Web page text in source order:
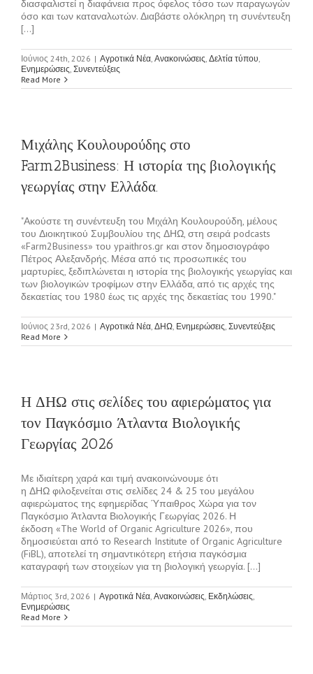
διασφαλιστεί η διαφάνεια προς όφελος τόσο των παραγωγών
όσο και των καταναλωτών. Διαβάστε ολόκληρη τη συνέντευξη
[...]
Ιούνιος 24th, 2026 | Αγροτικά Νέα Ανακοινώσεις Δελτία τύπου
Ενημερώσεις Συνεντεύξεις
Read More
Μιχάλης Κουλουρούδης στο
Farm2Business: Η ιστορία της βιολογικής
γεωργίας στην Ελλάδα.
"Ακούστε τη συνέντευξη του Μιχάλη Κουλουρούδη, μέλους
του Διοικητικού Συμβουλίου της ΔΗΩ, στη σειρά podcasts
«Farm2Business» του ypaithros.gr και στον δημοσιογράφο
Πέτρος Αλεξανδρής. Μέσα από τις προσωπικές του
μαρτυρίες, ξεδιπλώνεται η ιστορία της βιολογικής γεωργίας και
των βιολογικών τροφίμων στην Ελλάδα, από τις αρχές της
δεκαετίας του 1980 έως τις αρχές της δεκαετίας του 1990."
Ιούνιος 23rd, 2026 | Αγροτικά Νέα ΔΗΩ Ενημερώσεις Συνεντεύξεις
Read More
Η ΔΗΩ στις σελίδες του αφιερώματος για
τον Παγκόσμιο Άτλαντα Βιολογικής
Γεωργίας 2026
Με ιδιαίτερη χαρά και τιμή ανακοινώνουμε ότι
η ΔΗΩ φιλοξενείται στις σελίδες 24 & 25 του μεγάλου
αφιερώματος της εφημερίδας Ύπαιθρος Χώρα για τον
Παγκόσμιο Άτλαντα Βιολογικής Γεωργίας 2026. Η
έκδοση «The World of Organic Agriculture 2026», που
δημοσιεύεται από το Research Institute of Organic Agriculture
(FiBL), αποτελεί τη σημαντικότερη ετήσια παγκόσμια
καταγραφή των στοιχείων για τη βιολογική γεωργία. [...]
Μάρτιος 3rd, 2026 | Αγροτικά Νέα Ανακοινώσεις Εκδηλώσεις
Ενημερώσεις
Read More